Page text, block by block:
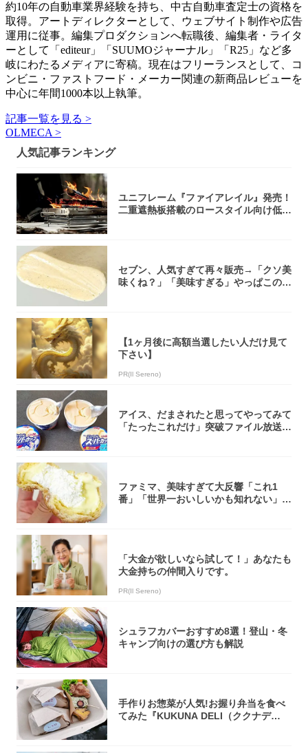
約10年の自動車業界経験を持ち、中古自動車査定士の資格を
取得。アートディレクターとして、ウェブサイト制作や広告
運用に従事。編集プロダクションへ転職後、編集者・ライタ
ーとして「editeur」「SUUMOジャーナル」「R25」など多
岐にわたるメディアに寄稿。現在はフリーランスとして、コ
ンビニ・ファストフード・メーカー関連の新商品レビューを
中心に年間1000本以上執筆。
記事一覧を見る >
OLMECA >
人気記事ランキング
ユニフレーム『ファイアレイル』発売！
二重遮熱板搭載のロースタイル向け低型
セブン、人気すぎて再々販売→「クソ美
味くね？」「美味すぎる」やっぱこのク
【1ヶ月後に高額当選したい人だけ見て
下さい】
PR(Il Sereno)
アイス、だまされたと思ってやってみて
「たったこれだけ」突破ファイル放送で
ファミマ、美味すぎて大反響「これ1
番」「世界一おいしいかも知れない」
「大金が欲しいなら試して！」あなたも
大金持ちの仲間入りです。
PR(Il Sereno)
シュラフカバーおすすめ8選！登山・冬
キャンプ向けの選び方も解説
手作りお惣菜が人気!お握り弁当を食べ
てみた『KUKUNA DELI（ククナデ